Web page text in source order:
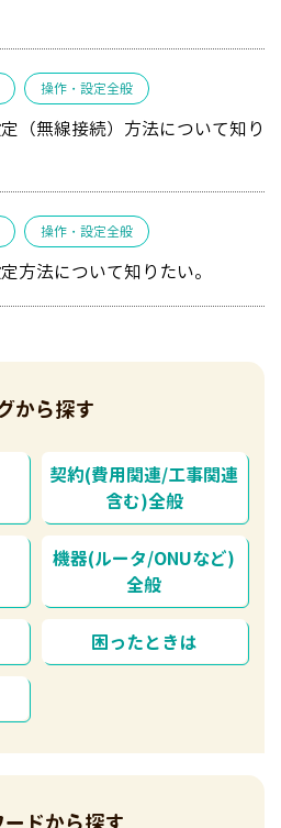
操作・設定全般
（無線接続）方法について知り
操作・設定全般
方法について知りたい。
から探す
契約(費用関連/工事関連
含む)全般
機器(ルータ/ONUなど)
全般
困ったときは